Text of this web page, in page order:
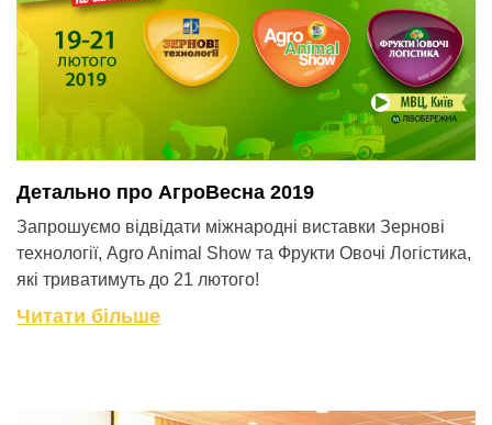
Детально про АгроВесна 2019
Запрошуємо відвідати міжнародні виставки Зернові
технології, Agro Animal Show та Фрукти Овочі Логістика,
які триватимуть до 21 лютого!
Читати більше